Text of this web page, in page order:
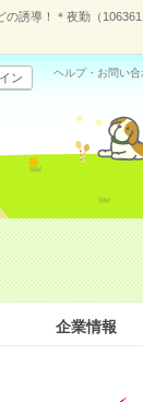
誘導！＊夜勤（
ン ヘルプ・お問い合
企業情報